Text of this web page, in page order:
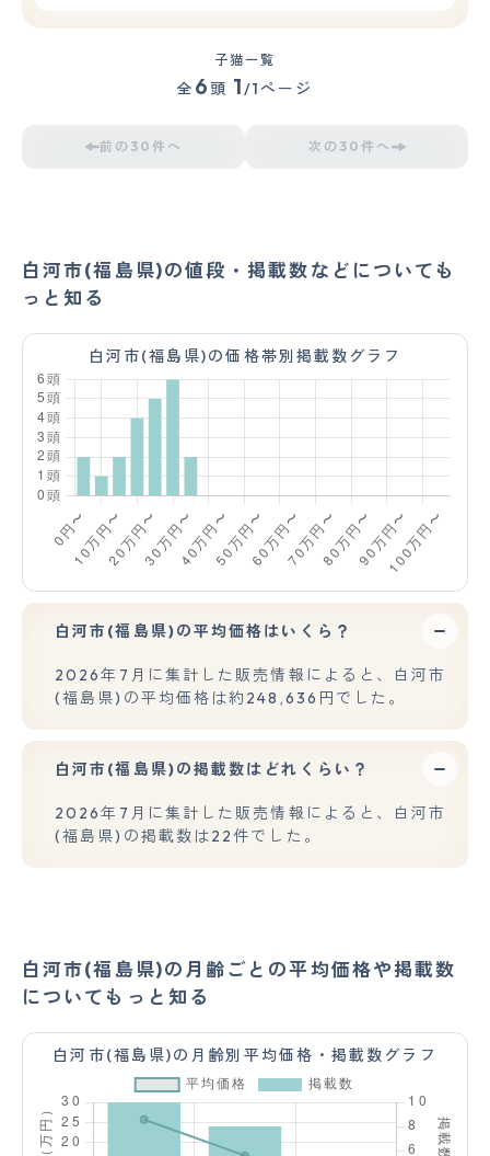
子猫一覧
全 6 頭 1/1ページ
前の30件へ 次の30件へ
白河市(福島県)の値段・掲載数などについても
っと知る
白河市(福島県)の価格帯別掲載数グラフ
白河市(福島県)の平均価格はいくら？
2026年7月に集計した販売情報によると、白河市
(福島県)の平均価格は約248,636円でした。
白河市(福島県)の掲載数はどれくらい？
2026年7月に集計した販売情報によると、白河市
(福島県)の掲載数は22件でした。
白河市(福島県)の月齢ごとの平均価格や掲載数
についてもっと知る
白河市(福島県)の月齢別平均価格・掲載数グラフ